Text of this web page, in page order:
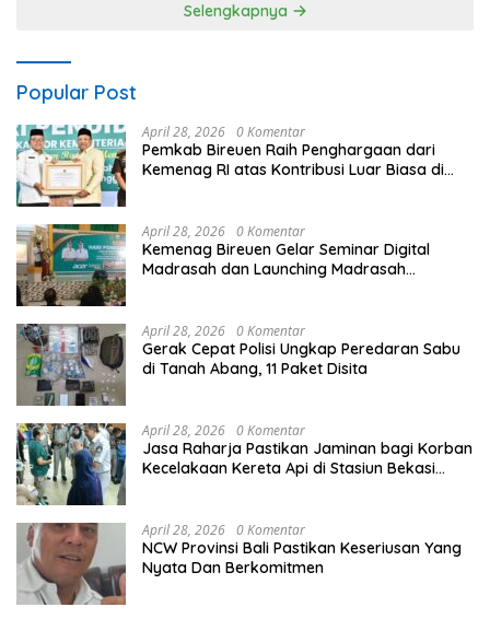
Selengkapnya
Popular Post
April 28, 2026 0 Komentar
Pemkab Bireuen Raih Penghargaan dari
Kemenag RI atas Kontribusi Luar Biasa di
April 28, 2026 0 Komentar
Kemenag Bireuen Gelar Seminar Digital
Madrasah dan Launching Madrasah
April 28, 2026 0 Komentar
Gerak Cepat Polisi Ungkap Peredaran Sabu
di Tanah Abang, 11 Paket Disita
April 28, 2026 0 Komentar
Jasa Raharja Pastikan Jaminan bagi Korban
Kecelakaan Kereta Api di Stasiun Bekasi
April 28, 2026 0 Komentar
NCW Provinsi Bali Pastikan Keseriusan Yang
Nyata Dan Berkomitmen